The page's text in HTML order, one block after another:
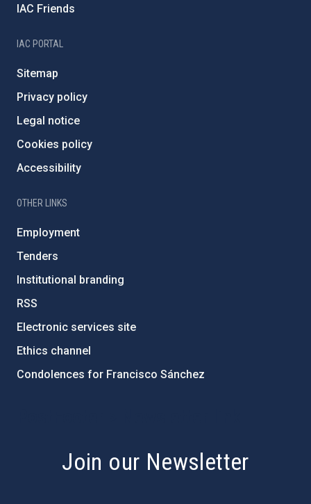
IAC Friends
IAC PORTAL
Sitemap
Privacy policy
Legal notice
Cookies policy
Accessibility
OTHER LINKS
Employment
Tenders
Institutional branding
RSS
Electronic services site
Ethics channel
Condolences for Francisco Sánchez
Join our Newsletter